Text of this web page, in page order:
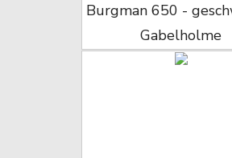
Burgman 650 -
Gabelholme